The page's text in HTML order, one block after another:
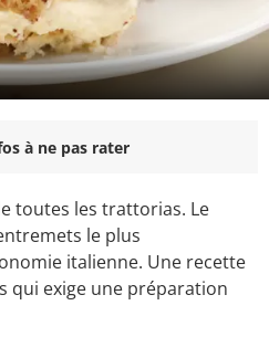
à ne pas rater
toutes les trattorias. Le
le plus
italienne. Une recette
qui exige une préparation